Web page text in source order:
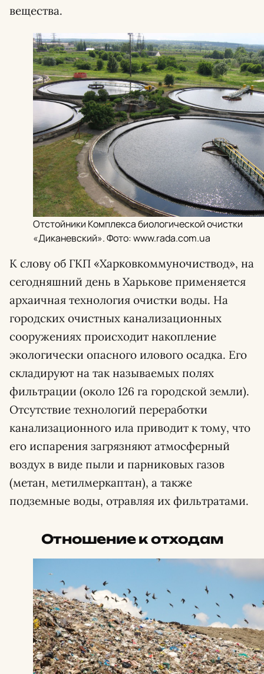
вещества.
Отстойники Комплекса биологической очистки
«Диканевский». Фото: www.rada.com.ua
К слову об ГКП «Харковкоммуночиствод», на
сегодняшний день в Харькове применяется
архаичная технология очистки воды. На
городских очистных канализационных
сооружениях происходит накопление
экологически опасного илового осадка. Его
складируют на так называемых полях
фильтрации (около 126 га городской земли).
Отсутствие технологий переработки
канализационного ила приводит к тому, что
его испарения загрязняют атмосферный
воздух в виде пыли и парниковых газов
(метан, метилмеркаптан), а также
подземные воды, отравляя их фильтратами.
Отношение к отходам